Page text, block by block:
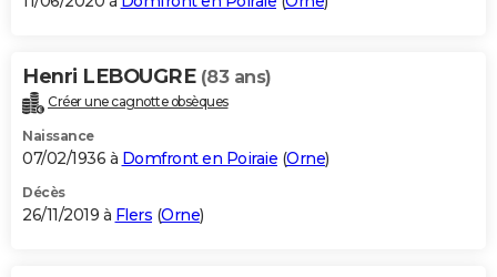
Henri LEBOUGRE (83 ans)
Créer une cagnotte obsèques
Naissance
07/02/1936 à Domfront en Poiraie (Orne)
Décès
26/11/2019 à Flers (Orne)